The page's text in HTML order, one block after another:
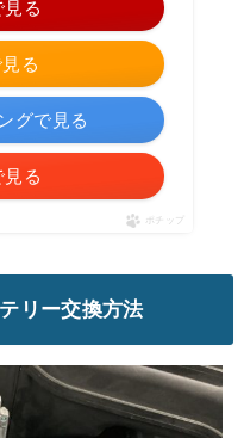
る
る
グで見る
見る
ポチップ
リー交換方法